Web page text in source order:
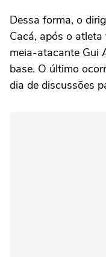
Dessa forma, o
Cacá, após o
meia-atacante Gui
base. O último
dia de discussões